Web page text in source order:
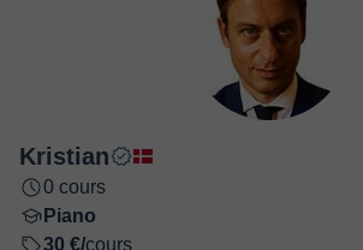
Kristian
0 cours
Piano
30 €/cours